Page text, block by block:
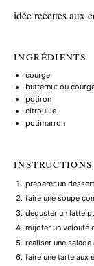
idée recettes aux
INGRÉDIENTS
courge
butternut ou
potiron
citrouille
potimarron
INSTRUCTIONS
preparer un
faire une soupe
deguster un latte
mijoter un velouté
realiser une
faire une tarte aux